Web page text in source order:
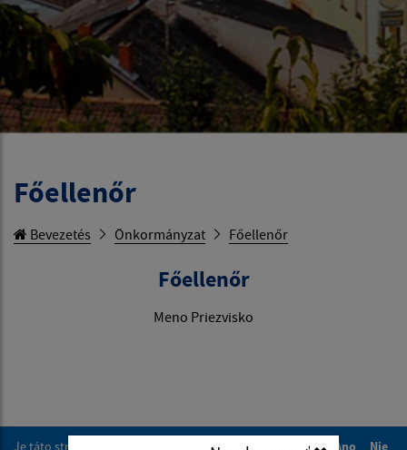
Főellenőr
Bevezetés Önkormányzat Főellenőr
Főellenőr
Meno Priezvisko
Je táto stránka užitočná?
Áno
Nie